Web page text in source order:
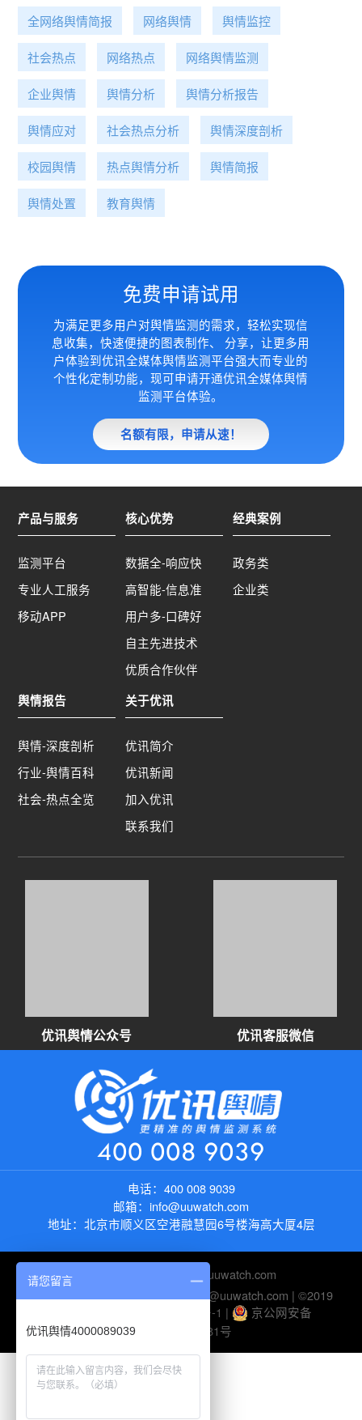
全网络舆情简报 网络舆情 舆情监控
社会热点 网络热点 网络舆情监测
企业舆情 舆情分析 舆情分析报告
舆情应对 社会热点分析 舆情深度剖析
校园舆情 热点舆情分析 舆情简报
舆情处置 教育舆情
免费申请试用
为满足更多用户对舆情监测的需求，轻松实现信
息收集，快速便捷的图表制作、 分享，让更多用
户体验到优讯全媒体舆情监测平台强大而专业的
个性化定制功能，现可申请开通优讯全媒体舆情
监测平台体验。
名额有限，申请从速！
产品与服务
监测平台
专业人工服务
移动APP
核心优势
数据全-响应快
高智能-信息准
用户多-口碑好
自主先进技术
优质合作伙伴
经典案例
政务类
企业类
舆情报告
舆情-深度剖析
行业-舆情百科
社会-热点全览
关于优讯
优讯简介
优讯新闻
加入优讯
联系我们
优讯舆情公众号 优讯客服微信
400 008 9039
电话： 400 008 9039
邮箱： info@uuwatch.com
地址： 北京市顺义区空港融慧园6号楼海高大厦4层
https://new.uuwatch.com
电话：010-82895510 | 邮箱：help@uuwatch.com | ©2019
京ICP备10045116号-1 |
京公网安备
11010802026281号
请您留言
优讯舆情4000089039